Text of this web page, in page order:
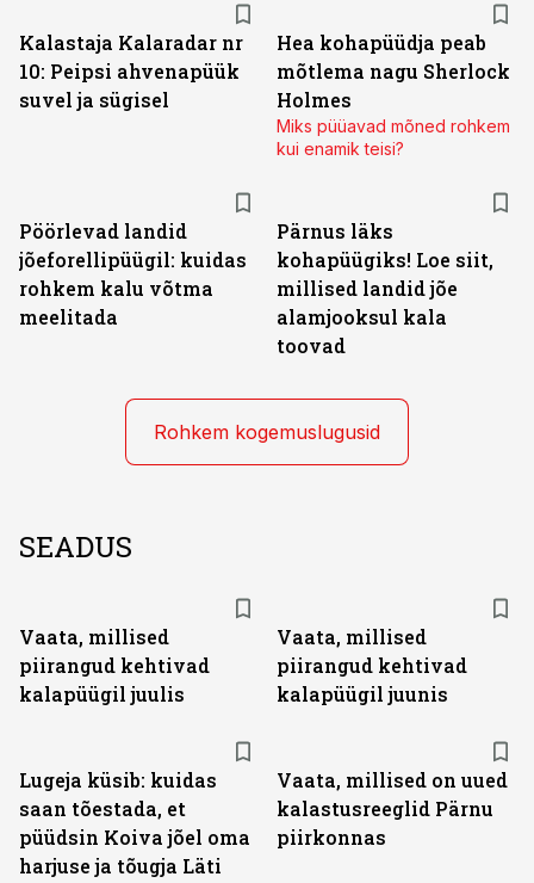
Kalastaja Kalaradar nr
10: Peipsi ahvenapüük
suvel ja sügisel
Hea kohapüüdja peab
mõtlema nagu Sherlock
Holmes
Miks püüavad mõned rohkem
kui enamik teisi?
Pöörlevad landid
jõeforellipüügil: kuidas
rohkem kalu võtma
meelitada
Pärnus läks
kohapüügiks! Loe siit,
millised landid jõe
alamjooksul kala
toovad
Rohkem kogemuslugusid
SEADUS
Vaata, millised
piirangud kehtivad
kalapüügil juulis
Vaata, millised
piirangud kehtivad
kalapüügil juunis
Lugeja küsib: kuidas
saan tõestada, et
püüdsin Koiva jõel oma
harjuse ja tõugja Läti
Vaata, millised on uued
kalastusreeglid Pärnu
piirkonnas